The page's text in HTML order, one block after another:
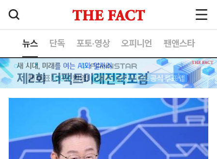
뉴스 단독 포토·영상 오피니언 팬앤스타